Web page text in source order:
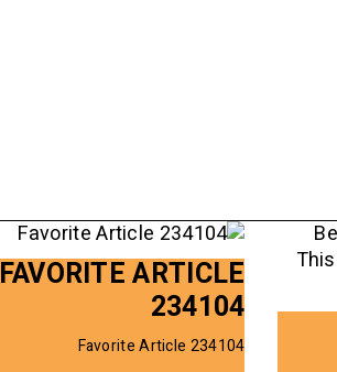
FAVORITE ARTICLE
234104
Favorite Article 234104